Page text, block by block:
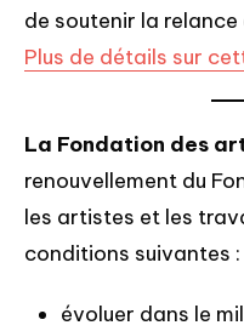
de soutenir la
Plus de détails sur
La Fondation des
renouvellement du
les artistes et les
conditions suivantes :
évoluer dans le